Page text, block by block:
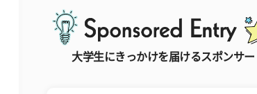
大学生にきっかけを届けるスポンサー